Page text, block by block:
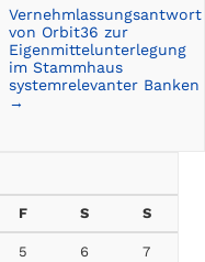
Vernehmlassungsantwort
von Orbit36 zur
Eigenmittelunterlegung
im Stammhaus
systemrelevanter Banken
→
F S S
5 6
7